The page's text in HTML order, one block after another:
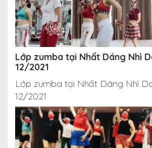
Lớp zumba tại Nhất Dáng Nhì
12/2021
Lớp zumba tại Nhất Dáng Nhì
12/2021